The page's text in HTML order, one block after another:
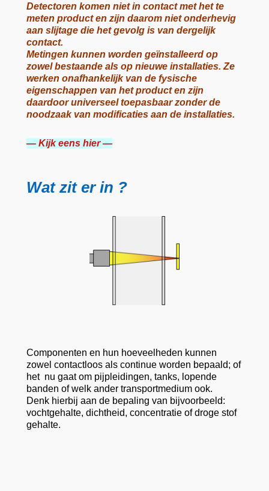
Detectoren komen niet in contact met het te
meten product en zijn daarom niet onderhevig
aan slijtage die het gevolg is van dergelijk
contact.
Metingen kunnen worden geïnstalleerd op
zowel bestaande als op nieuwe installaties. Ze
werken onafhankelijk van de fysische
eigenschappen van het product en zijn
daardoor universeel toepasbaar zonder de
noodzaak van modificaties aan de installaties.
— Kijk eens hier —
Wat zit er in ?
Componenten en hun hoeveelheden kunnen
zowel contactloos als continue worden bepaald; of
het nu gaat om pijpleidingen, tanks, lopende
banden of welk ander transportmedium ook.
Denk hierbij aan de bepaling van bijvoorbeeld:
vochtgehalte, dichtheid, concentratie of droge stof
gehalte.